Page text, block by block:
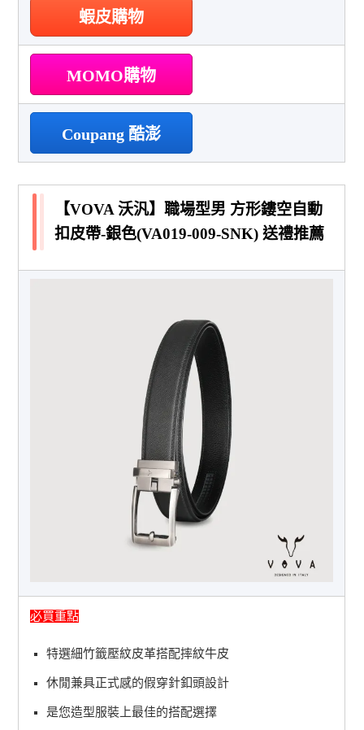
蝦皮購物
MOMO購物
Coupang 酷澎
【VOVA 沃汎】職場型男 方形鏤空自動
扣皮帶-銀色(VA019-009-SNK) 送禮推薦
必買重點
特選細竹籤壓紋皮革搭配摔紋牛皮
休閒兼具正式感的假穿針釦頭設計
是您造型服裝上最佳的搭配選擇